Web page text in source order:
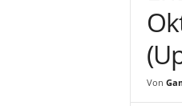
e
Von